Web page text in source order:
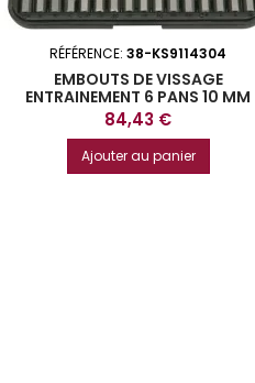
RÉFÉRENCE:38-KS9114304
EMBOUTS DE VISSAGE
ENTRAINEMENT 6 PANS 10 MM
COFFRET DE 42 PIECES KS TOOLS
Prix
84,43 €
Ajouter au panier